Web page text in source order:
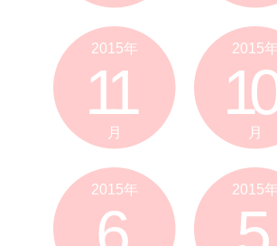
2015年
11
月
2015
10
月
2015年 2015